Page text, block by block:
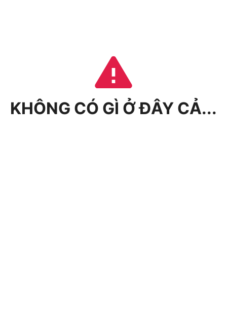
KHÔNG CÓ GÌ Ở ĐÂY CẢ...